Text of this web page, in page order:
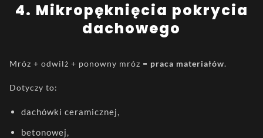
4️. Mikropęknięcia pokrycia
dachowego
Mróz + odwilż + ponowny mróz = praca materiałów.
Dotyczy to:
dachówki ceramicznej,
betonowej,